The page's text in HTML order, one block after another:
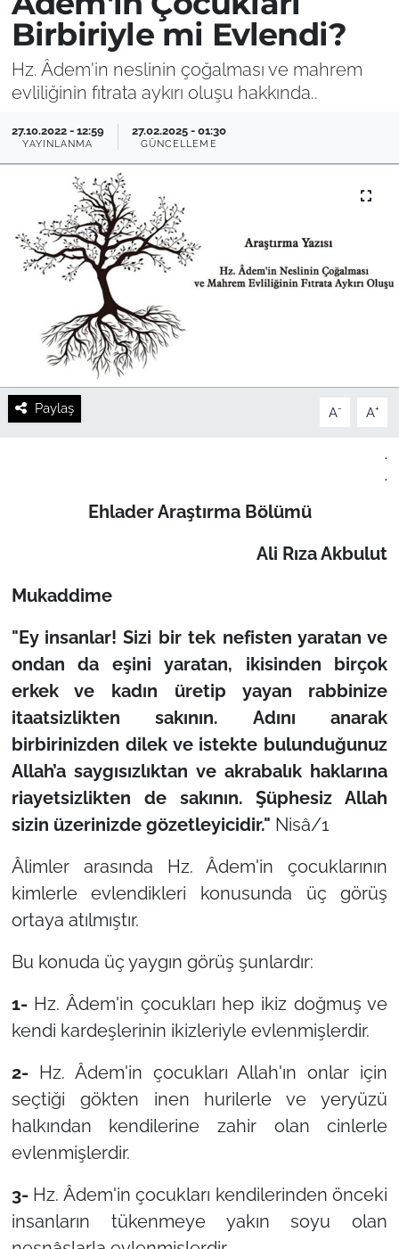
Birbiriyle mi Evlendi?
Hz. Âdem'in neslinin çoğalması ve mahrem
evliliğinin fıtrata aykırı oluşu hakkında..
27.10.2022 - 12:59
YAYINLANMA
27.02.2025 - 01:30
GÜNCELLEME
Paylaş A- A+
.
.
Ehlader Araştırma Bölümü
Ali Rıza Akbulut
Mukaddime
"Ey insanlar! Sizi bir tek nefisten yaratan ve
ondan da eşini yaratan, ikisinden birçok
erkek ve kadın üretip yayan rabbinize
itaatsizlikten sakının. Adını anarak
birbirinizden dilek ve istekte bulunduğunuz
Allah’a saygısızlıktan ve akrabalık haklarına
riayetsizlikten de sakının. Şüphesiz Allah
sizin üzerinizde gözetleyicidir." Nisâ/1
Âlimler arasında Hz. Âdem'in çocuklarının
kimlerle evlendikleri konusunda üç görüş
ortaya atılmıştır.
Bu konuda üç yaygın görüş şunlardır:
1- Hz. Âdem'in çocukları hep ikiz doğmuş ve
kendi kardeşlerinin ikizleriyle evlenmişlerdir.
2-Hz. Âdem'in çocukları Allah'ın onlar için
seçtiği gökten inen hurilerle ve yeryüzü
halkından kendilerine zahir olan cinlerle
evlenmişlerdir.
3- Hz. Âdem'in çocukları kendilerinden önceki
insanların tükenmeye yakın soyu olan